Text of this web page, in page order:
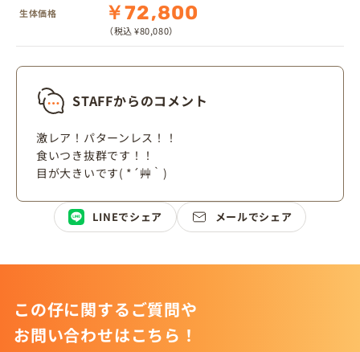
生体価格 ￥72,800
（税込 ¥80,080）
STAFFからのコメント
激レア！パターンレス！！
食いつき抜群です！！
目が大きいです( *´艸｀)
LINEでシェア メールでシェア
この仔に関するご質問や
お問い合わせはこちら！